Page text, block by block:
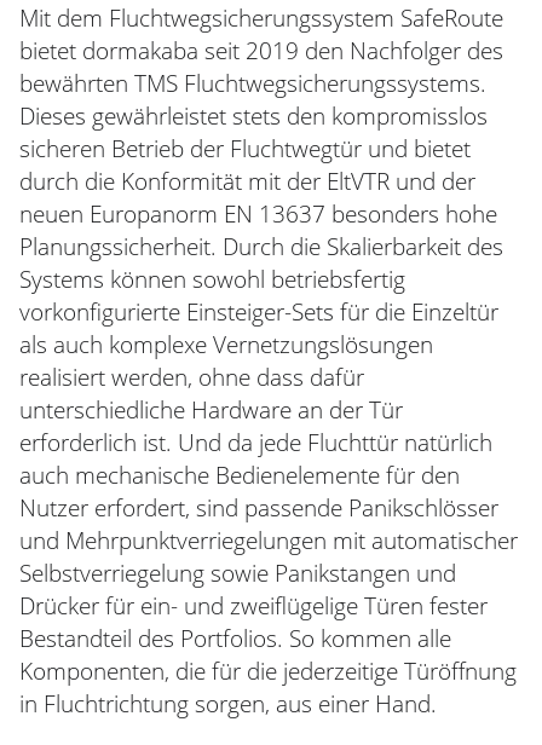
Mit dem Fluchtwegsicherungssystem SafeRoute
bietet dormakaba seit 2019 den Nachfolger des
bewährten TMS Fluchtwegsicherungssystems.
Dieses gewährleistet stets den kompromisslos
sicheren Betrieb der Fluchtwegtür und bietet
durch die Konformität mit der EltVTR und der
neuen Europanorm EN 13637 besonders hohe
Planungssicherheit. Durch die Skalierbarkeit des
Systems können sowohl betriebsfertig
vorkonfigurierte Einsteiger-Sets für die Einzeltür
als auch komplexe Vernetzungslösungen
realisiert werden, ohne dass dafür
unterschiedliche Hardware an der Tür
erforderlich ist. Und da jede Fluchttür natürlich
auch mechanische Bedienelemente für den
Nutzer erfordert, sind passende Panikschlösser
und Mehrpunktverriegelungen mit automatischer
Selbstverriegelung sowie Panikstangen und
Drücker für ein- und zweiflügelige Türen fester
Bestandteil des Portfolios. So kommen alle
Komponenten, die für die jederzeitige Türöffnung
in Fluchtrichtung sorgen, aus einer Hand.